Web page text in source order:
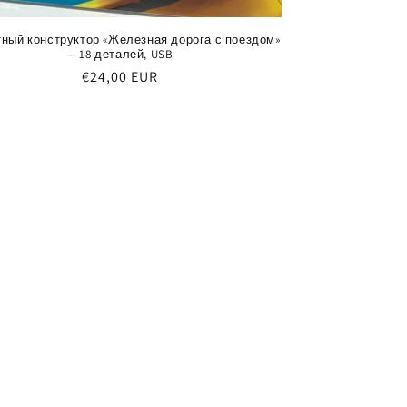
конструктор «Железная дорога с поездом»
— 18 деталей, USB
Обычная
€24,00 EUR